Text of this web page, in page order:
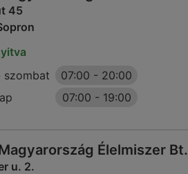
45
szombat
07:00 - 20:00
07:00 - 19:00
Élelmiszer Bt.
u. 2.